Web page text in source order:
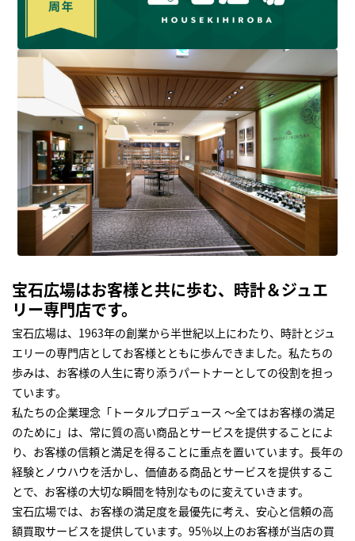
宝石広場はお客様と共に歩む、時計＆ジュエ
リー専門店です。
宝石広場は、1963年の創業から半世紀以上にわたり、時計とジュ
エリーの専門店としてお客様とともに歩んできました。私たちの
歩みは、お客様の人生に寄り添うパートナーとしての役割を担っ
ています。
私たちの企業理念「トータルプロデュース ～全てはお客様の満足
のために」は、常に質の高い商品とサービスを提供することによ
り、お客様の信頼と満足を得ることに重点を置いています。長年の
経験とノウハウを活かし、価値ある商品とサービスを提供するこ
とで、お客様の大切な瞬間を特別なものに変えていきます。
宝石広場では、お客様の満足度を最優先に考え、安心と信頼の高
額買取サービスを提供しています。95％以上のお客様が当店の買